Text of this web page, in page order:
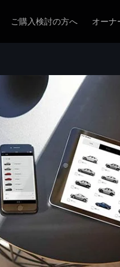
ご購入検討の方へ オーナ